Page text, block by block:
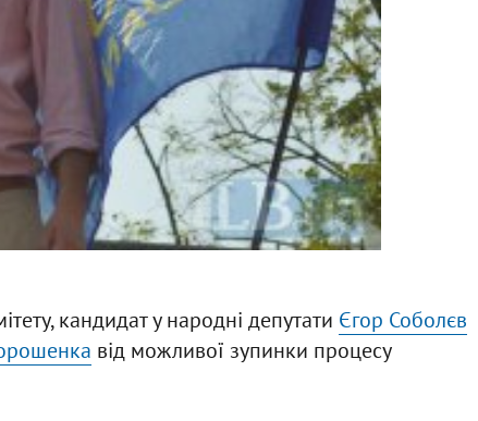
кандидат у народні депутати Єгор Соболєв
від можливої зупинки процесу